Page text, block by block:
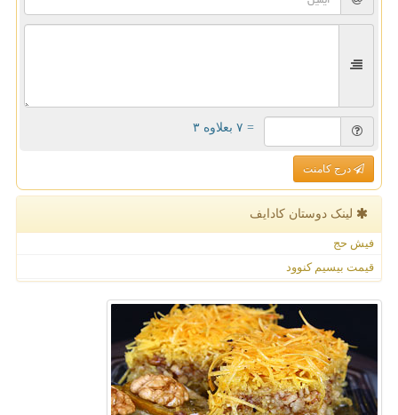
= ۷ بعلاوه ۳
درج کامنت
لینک دوستان كادایف
فیش حج
قیمت بیسیم کنوود